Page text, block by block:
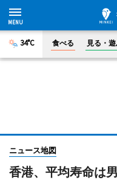
34°C 食べる 見る・
ニュース地図
香港、平均寿命は